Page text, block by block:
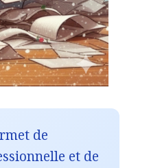
de
et de